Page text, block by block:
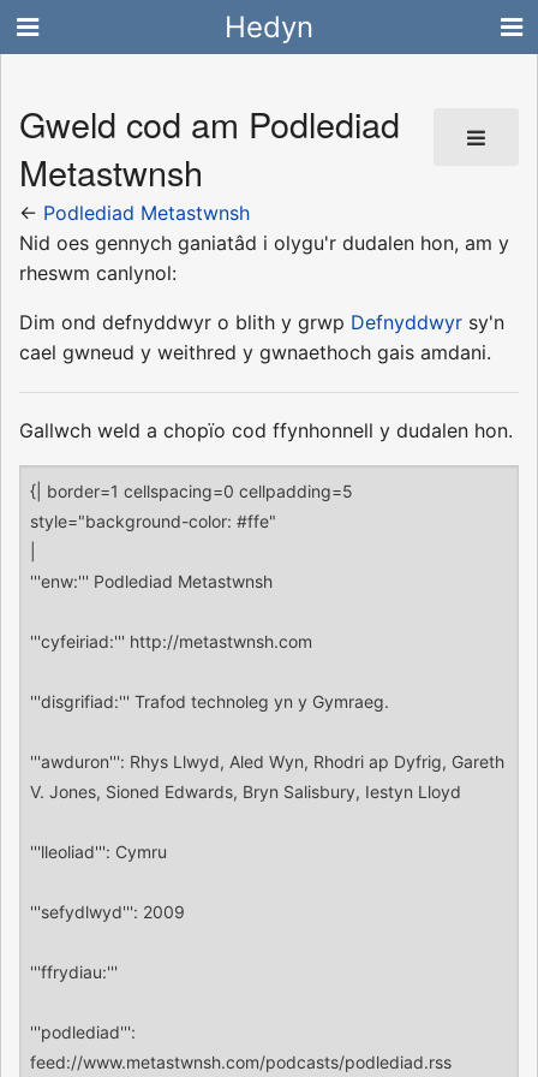
Hedyn
Gweld cod am Podlediad
Metastwnsh
← Podlediad Metastwnsh
Nid oes gennych ganiatâd i olygu'r dudalen hon, am y
rheswm canlynol:
Dim ond defnyddwyr o blith y grwp Defnyddwyr sy'n
cael gwneud y weithred y gwnaethoch gais amdani.
Gallwch weld a chopïo cod ffynhonnell y dudalen hon.